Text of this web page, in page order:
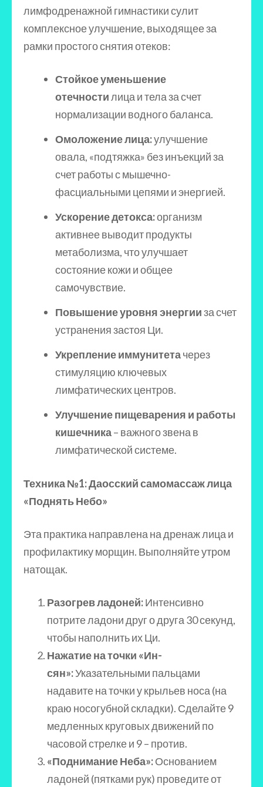
лимфодренажной гимнастики сулит
комплексное улучшение, выходящее за
рамки простого снятия отеков:
Стойкое уменьшение
отечностилица и тела за счет
нормализации водного баланса.
Омоложение лица:улучшение
овала, «подтяжка» без инъекций за
счет работы с мышечно-
фасциальными цепями и энергией.
Ускорение детокса:организм
активнее выводит продукты
метаболизма, что улучшает
состояние кожи и общее
самочувствие.
Повышение уровня энергииза счет
устранения застоя Ци.
Укрепление иммунитетачерез
стимуляцию ключевых
лимфатических центров.
Улучшение пищеварения и работы
кишечника– важного звена в
лимфатической системе.
Техника №1: Даосский самомассаж лица
«Поднять Небо»
Эта практика направлена на дренаж лица и
профилактику морщин. Выполняйте утром
натощак.
Разогрев ладоней:Интенсивно
потрите ладони друг о друга 30 секунд,
чтобы наполнить их Ци.
Нажатие на точки «Ин-
сян»:Указательными пальцами
надавите на точки у крыльев носа (на
краю носогубной складки). Сделайте 9
медленных круговых движений по
часовой стрелке и 9 – против.
«Поднимание Неба»:Основанием
ладоней (пятками рук) проведите от